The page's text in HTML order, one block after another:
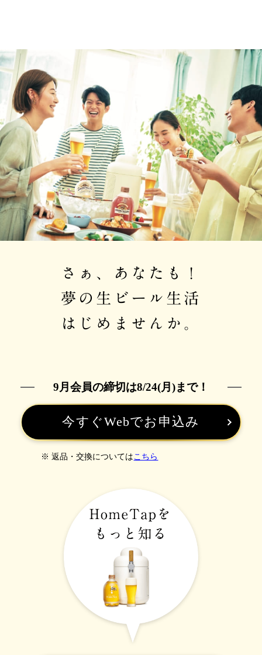
さぁ、あなたも！
夢の生ビール生活
はじめませんか。
9月会員の締切は8/24(月)まで！
今すぐWebでお申込み
※ 返品・交換についてはこちら